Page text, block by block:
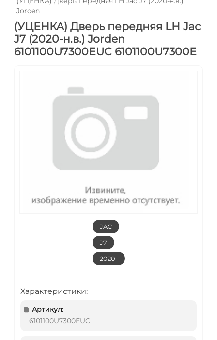
Jorden
(УЦЕНКА) Дверь передняя LH Jac
J7 (2020-н.в.) Jorden
6101100U7300EUC 6101100U7300E
JAC
J7
2020-
Характеристики:
Артикул:
6101100U7300EUC